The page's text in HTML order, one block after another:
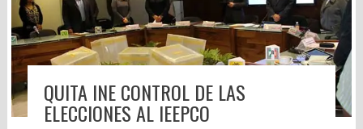
QUITA INE CONTROL DE LAS
ELECCIONES AL IEEPCO